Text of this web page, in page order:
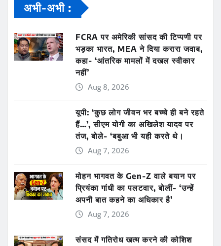
अभी-अभी :
FCRA पर अमेरिकी सांसद की टिप्पणी पर
भड़का भारत, MEA ने दिया करारा जवाब,
कहा- ‘आंतरिक मामलों में दखल स्वीकार
नहीं’
Aug 8, 2026
यूपी: ‘कुछ लोग जीवन भर बच्चे ही बने रहते
हैं…’, सीएम योगी का अखिलेश यादव पर
तंज, बोले- ‘बबुआ भी यही करते थे।
Aug 7, 2026
मोहन भागवत के Gen-Z वाले बयान पर
प्रियंका गांधी का पलटवार, बोलीं- ‘उन्हें
अपनी बात कहने का अधिकार है’
Aug 7, 2026
संसद में गतिरोध खत्म करने की कोशिश